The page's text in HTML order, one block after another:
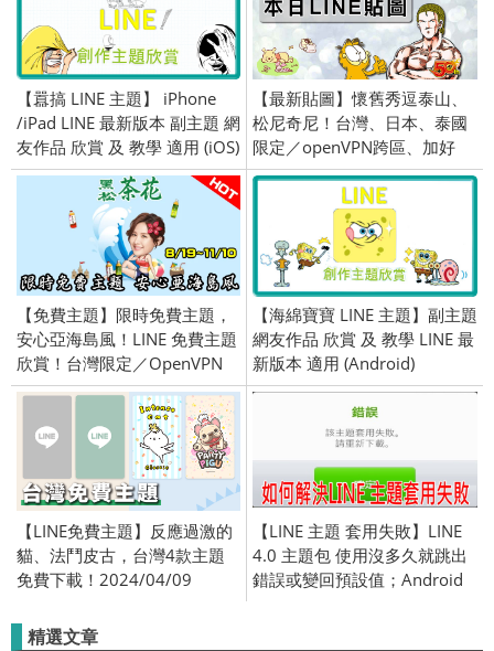
【囂搞 LINE 主題】 iPhone
/iPad LINE 最新版本 副主題 網
友作品 欣賞 及 教學 適用 (iOS)
【最新貼圖】懷舊秀逗泰山、
松尼奇尼！台灣、日本、泰國
限定／openVPN跨區、加好
友、綁門號／2018/02/08
【免費主題】限時免費主題，
安心亞海島風！LINE 免費主題
欣賞！台灣限定／OpenVPN
跨區／2016/08/26
【海綿寶寶 LINE 主題】副主題
網友作品 欣賞 及 教學 LINE 最
新版本 適用 (Android)
【LINE免費主題】反應過激的
貓、法鬥皮古，台灣4款主題
免費下載！2024/04/09
【LINE 主題 套用失敗】LINE
4.0 主題包 使用沒多久就跳出
錯誤或變回預設值；Android
精選文章